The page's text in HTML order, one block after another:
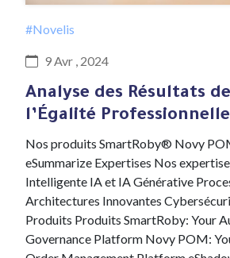
#Novelis
9 Avr , 2024
Analyse des Résultats
l’Égalité
Nos produits SmartRoby® Novy
eSummarize Expertises Nos
Intelligente IA et IA Générative
Architectures Innovantes
Produits Produits SmartRoby: Your
Governance Platform Novy POM: